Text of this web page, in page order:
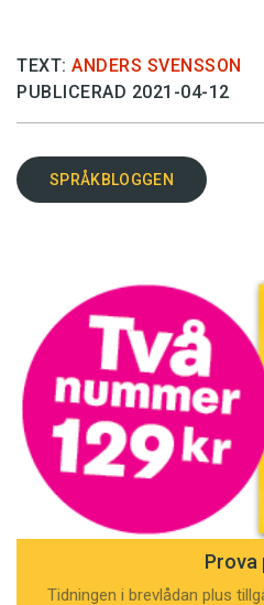
TEXT: ANDERS SVENSSON
PUBLICERAD 2021-04-12
SPRÅKBLOGGEN
Prova
Tidningen i brevlådan plus